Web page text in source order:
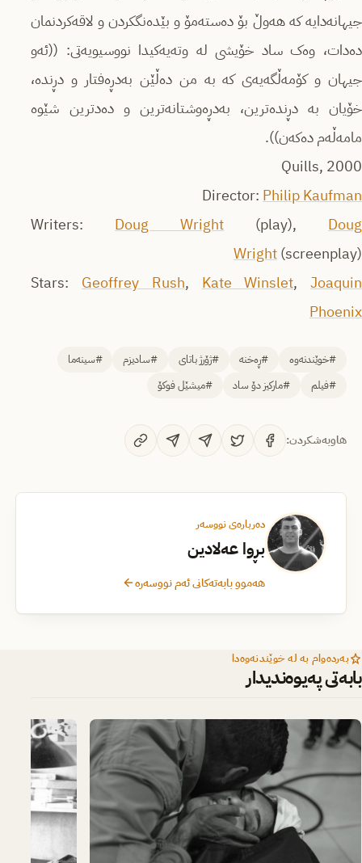
جیهانەدایە کە هەوڵ بۆ دەستەمۆ و بێدەنگکردن و لاقەکردنمان
دەدات، وەک ساد خۆیشی لە وتەیەکیدا نووسیویەتی: ((ئەو
جیهان و کۆمەڵگەیەی کە بە من دەڵێن بەدڕەفتار و دڕندە،
خۆیان بە دڕندەترین، بەدڕەوشتانەترین و دەدترین شێوە
مامەڵەم دەکەن)).
Quills, 2000
Director: Philip Kaufman
Writers: Doug Wright (play), Doug
Wright(screenplay)
Stars: Geoffrey Rush, Kate Winslet, Joaquin
Phoenix
#خوێندنەوە #ڕەخنە #ژۆرژ باتای #سادیزم
#سینەما
#فیلم
#مارکیز دۆ ساد #میشێل فوکۆ
هاوبەشکردن:
دەربارەی نووسەر
بڕوا عەلادین
هەموو بابەتەکانی ئەم نووسەرە
بەردەوام بە لە خوێندنەوەدا
بابەتی پەیوەندیدار